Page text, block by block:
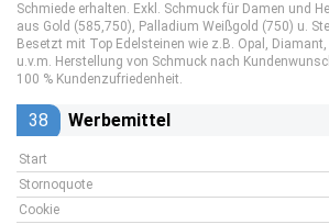
Schmiede erhalten. Exkl. Schmuck für Damen und
aus Gold (585,750), Palladium Weißgold (750) u.
Besetzt mit Top Edelsteinen wie z.B. Opal,
u.v.m. Herstellung von Schmuck nach
100 % Kundenzufriedenheit.
38 Werbemittel
Start
Stornoquote
Cookie